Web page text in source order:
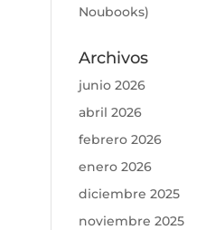
Noubooks)
Archivos
junio 2026
abril 2026
febrero 2026
enero 2026
diciembre 2025
noviembre 2025